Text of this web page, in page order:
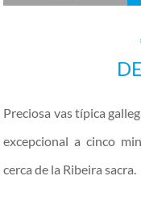
Preciosa vas típica
excepcional a cinco
cerca de la Ribeira sacra.